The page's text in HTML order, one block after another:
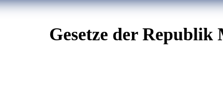
Gesetze der Republik